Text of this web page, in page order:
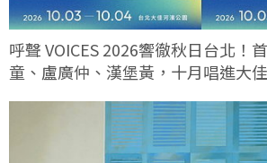
呼聲 VOICES 2026響徹秋日台北！
童、盧廣仲、漢堡黃，十月唱進大